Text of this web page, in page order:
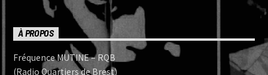
À PROPOS
Fréquence MUTINE – RQB
(Radio Quartiers de Brest)